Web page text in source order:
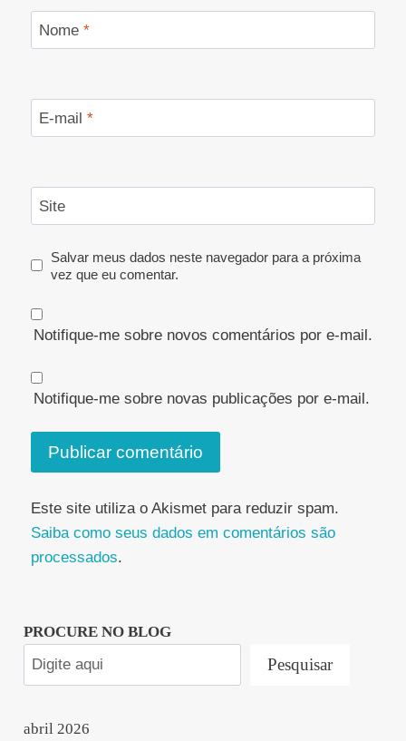
Nome *
E-mail *
Site
Salvar meus dados neste navegador para a próxima
vez que eu comentar.
Notifique-me sobre novos comentários por e-mail.
Notifique-me sobre novas publicações por e-mail.
Este site utiliza o Akismet para reduzir spam.
Saiba como seus dados em comentários são
processados.
PROCURE NO BLOG
Pesquisar
abril 2026